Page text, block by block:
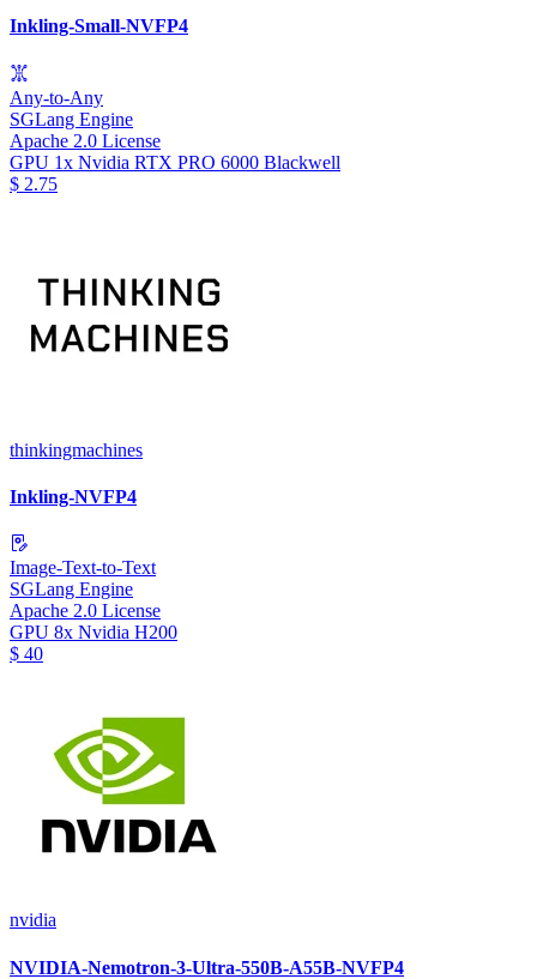
Inkling-Small-NVFP4
Any-to-Any
SGLang Engine
Apache 2.0 License
GPU 1x Nvidia RTX PRO 6000 Blackwell
$ 2.75
thinkingmachines
Inkling-NVFP4
Image-Text-to-Text
SGLang Engine
Apache 2.0 License
GPU 8x Nvidia H200
$ 40
nvidia
NVIDIA-Nemotron-3-Ultra-550B-A55B-NVFP4